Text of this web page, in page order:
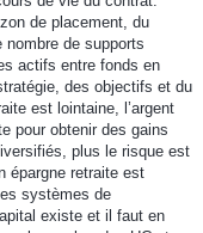
de placement, du
de supports
actifs entre fonds en
des objectifs et du
est lointaine, l’argent
pour obtenir des gains
plus le risque est
épargne retraite est
systèmes de
existe et il faut en